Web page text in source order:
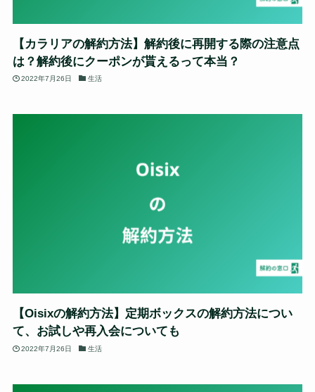
【カラリアの解約方法】解約後に再開する際の注意点
は？解約後にクーポンが貰えるって本当？
2022年7月26日 生活
【Oisixの解約方法】定期ボックスの解約方法につい
て、お試しや再入会についても
2022年7月26日 生活